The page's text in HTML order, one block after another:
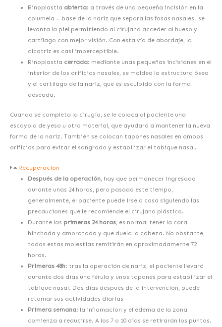
Rinoplastia abierta: a través de una pequeña incisión en la
columela – base de la nariz que separa las fosas nasales- se
levanta la piel permitiendo al cirujano acceder al hueso y
cartílago con mejor visión. Con esta vía de abordaje, la
cicatriz es casi imperceptible.
Rinoplastia cerrada: mediante unas pequeñas incisiones en el
interior de los orificios nasales, se moldea la estructura ósea
y el cartílago de la nariz, que es esculpido con la forma
deseada.
Cuando se completa la cirugía, se le coloca al paciente una
escayola de yeso u otro material, que ayudará a mantener la nueva
forma de la nariz. También se colocan tapones nasales en ambos
orificios para evitar el sangrado y estabilizar el tabique nasal.
Recuperación
Después de la operación, hay que permanecer ingresado
durante unas 24 horas, pero pasado este tiempo,
generalmente, el paciente puede irse a casa siguiendo las
precauciones que le recomiende el cirujano plástico.
Durante las primeras 24 horas, es normal tener la cara
hinchada y amoratada y que duela la cabeza. No obstante,
todas estas molestias remitirán en aproximadamente 72
horas.
Primeras 48h: tras la operación de nariz, el paciente llevará
durante dos días una férula y unos tapones para estabilizar el
tabique nasal. Dos días después de la intervención, puede
retomar sus actividades diarias
Primera semana: la inflamación y el edema de la zona
comienza a reducirse. A los 7 o 10 días se retirarán los puntos.